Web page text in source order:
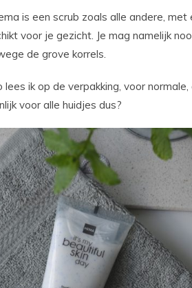
is een scrub zoals alle andere, met
voor je gezicht. Je mag namelijk
de grove korrels.
lees ik op de verpakking, voor
voor alle huidjes dus?